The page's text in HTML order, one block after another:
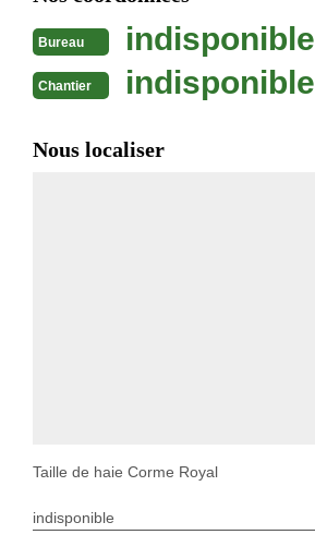
Bureau indisponible
Chantier indisponible
Nous localiser
Taille de haie Corme Royal
indisponible